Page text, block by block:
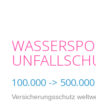
100.000 ->
Versicherungsschutz